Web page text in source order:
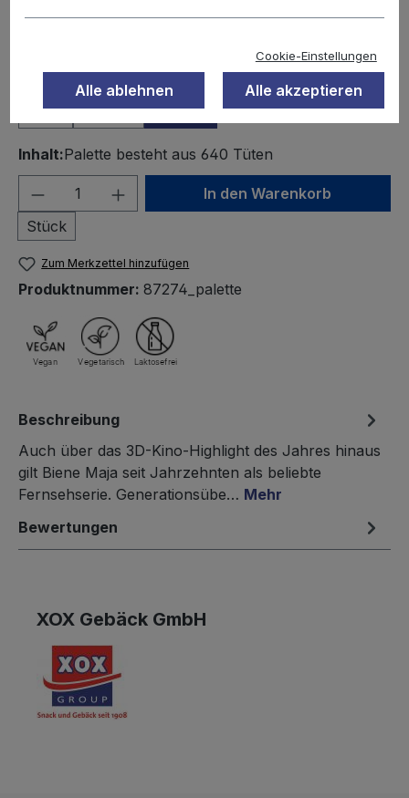
Tüte
Karton Palette
Inhalt:Palette besteht aus 640 Tüten
Produkt Anzahl: Gib den
Stück
In den Warenkorb
Zum Merkzettel hinzufügen
Produktnummer: 87274_palette
Beschreibung
Auch über das 3D-Kino-Highlight des Jahres hinaus
gilt Biene Maja seit Jahrzehnten als beliebte
Fernsehserie. Generationsübe… Mehr
Bewertungen
XOX Gebäck GmbH
Cookie-Einstellungen
Alle ablehnen Alle akzeptieren